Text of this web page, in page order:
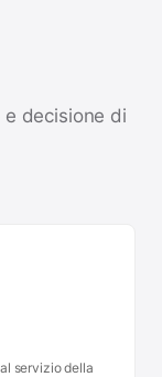
decisione di
servizio della